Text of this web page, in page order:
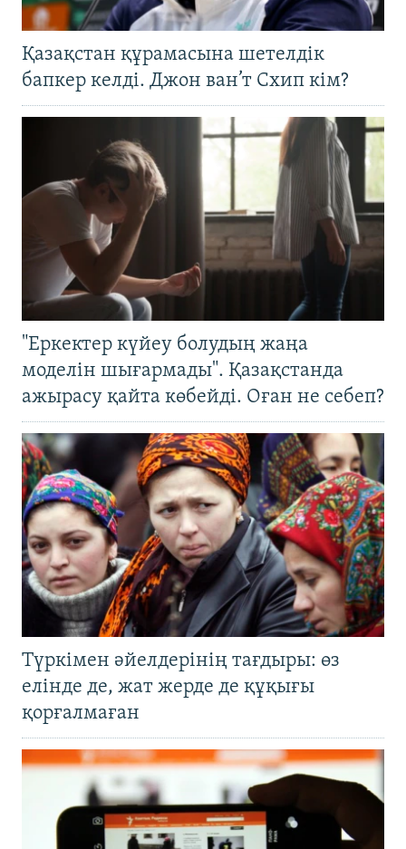
Қазақстан құрамасына шетелдік
бапкер келді. Джон ван’т Схип кім?
"Еркектер күйеу болудың жаңа
моделін шығармады". Қазақстанда
ажырасу қайта көбейді. Оған не себеп?
Түркімен әйелдерінің тағдыры: өз
елінде де, жат жерде де құқығы
қорғалмаған